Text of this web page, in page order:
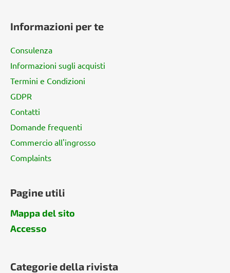
Informazioni per te
Consulenza
Informazioni sugli acquisti
Termini e Condizioni
GDPR
Contatti
Domande frequenti
Commercio all'ingrosso
Complaints
Pagine utili
Mappa del sito
Accesso
Categorie della rivista